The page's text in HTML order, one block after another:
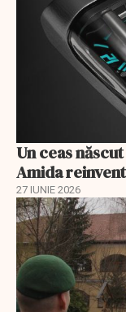
Un ceas
Amida
27 IUNIE 2026